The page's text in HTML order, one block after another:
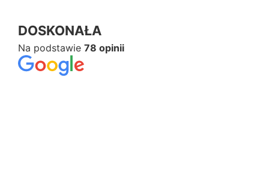
Na podstawie 78 opinii